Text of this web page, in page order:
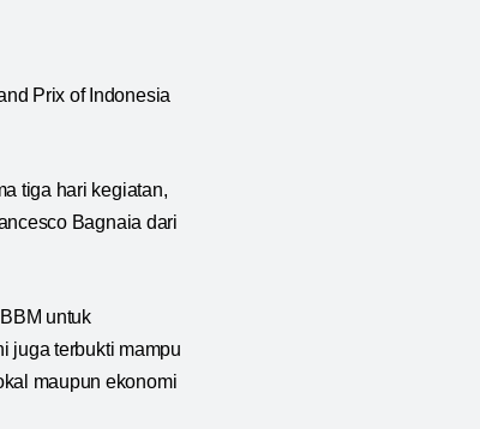
Prix of Indonesia
tiga hari kegiatan,
Bagnaia dari
untuk
juga terbukti mampu
maupun ekonomi